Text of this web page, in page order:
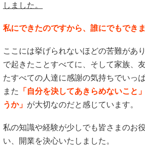
しました。
私にできたのですから、誰にでもできま
ここには挙げられないほどの苦難があ
で起きたことすべてに、そして家族、
たすべての人達に感謝の気持ちでいっぱ
また
「自分を決してあきらめないこと
うか」 が大切なのだと感じています。
私の知識や経験が少しでも皆さまのお
い、開業を決心いたしました。